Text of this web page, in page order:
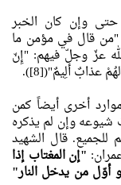
وإن كان الخبر
"من قال في مؤمن ما
عزّ وجلّ فيهم: "إِنّ
عذابٌ ألِيمٌ"([8]).
أخرى أيضاً كمن
وإن لم يذكره
للجميع. قال الشهيد
"إن المغتاب إذا
أوّل من يدخل النار"